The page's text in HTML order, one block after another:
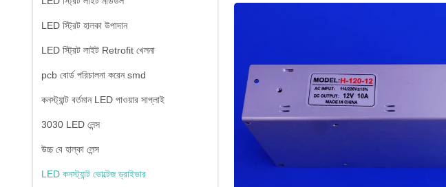
LED স্ট্রিট হালকা উপাদান
LED স্ট্রিট লাইট Retrofit খেলনা
pcb বোর্ড পরিচালনা করেন smd
কনস্ট্যান্ট বর্তমান LED পাওয়ার সাপ্লাই
3030 LED লেন্স
উচ্চ বে হাল্কা লেন্স
LED কনস্ট্যান্ট ভোল্টেজ ড্রাইভার